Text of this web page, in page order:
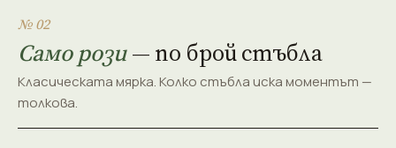
№ 02
Само рози— по брой стъбла
Класическата мярка. Колко стъбла иска моментът —
толкова.